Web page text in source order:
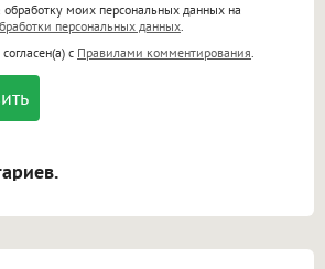
<u>, <i>, <em>, <s>, <big>,
<sub>, <pre>, <ul>, <ol>, <li>,
экранирует HTML,
становятся
img] будет
обработку моих персональных данных на
персональных данных
с Правилами комментирования